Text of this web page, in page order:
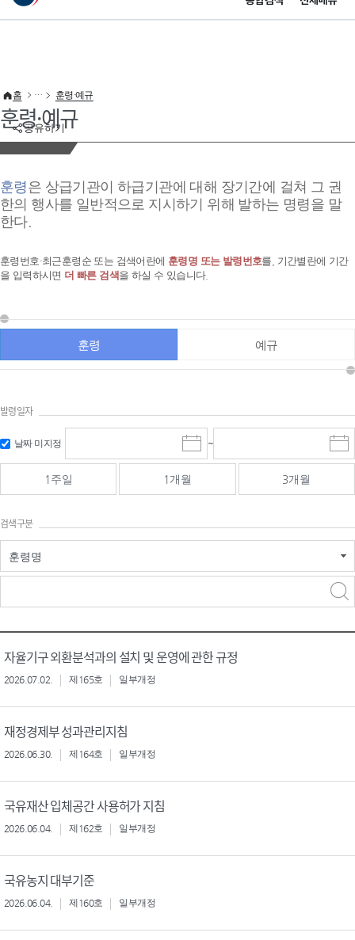
이 누리집은 대한민국 공식 전자정부 누리집입니다.
공유하기
홈 훈령·예규
훈령·예규
훈령은 상급기관이 하급기관에 대해 장기간에 걸쳐 그 권
한의 행사를 일반적으로 지시하기 위해 발하는 명령을 말
한다.
훈령번호·최근훈령순 또는 검색어란에 훈령명 또는 발령번호를, 기간별란에 기간
을 입력하시면 더 빠른 검색 을 하실 수 있습니다.
훈령 예규
발령일자
날짜 미지정
시
작
일
선
~
마
감
선
1주일 1개월 3개월
검색구분
훈령명
자율기구 외환분석과의 설치 및 운영에 관한 규정
2026.07.02. 제165호 일부개정
재정경제부 성과관리지침
2026.06.30. 제164호 일부개정
국유재산 입체공간 사용허가 지침
2026.06.04. 제162호 일부개정
국유농지 대부기준
2026.06.04. 제160호 일부개정